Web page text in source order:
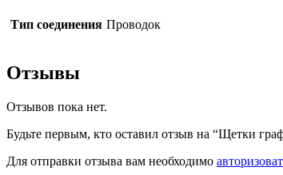
Тип соединения Проводок
Отзывы
Отзывов пока нет.
Будьте первым, кто оставил отзыв на “Щетки
Для отправки отзыва вам необходимо